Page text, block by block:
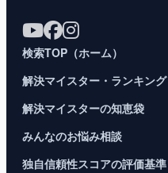
検索TOP（ホーム）
解決マイスター・ランキング
解決マイスターの知恵袋
みんなのお悩み相談
独自信頼性スコアの評価基準